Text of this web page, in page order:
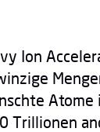
Ion
Atome
Trillionen